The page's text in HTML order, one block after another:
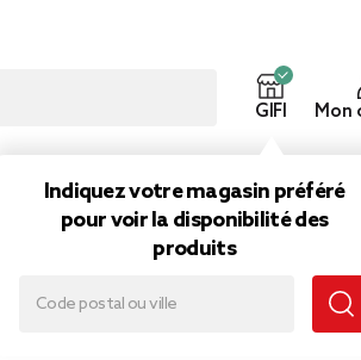
GIFI
Indiquez votre magasin préféré
pour voir la disponibilité des
produits
Mon